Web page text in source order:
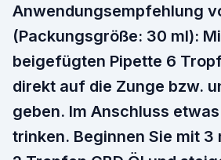
Anwendungsempfehlung
(Packungsgröße: 30 ml):
beigefügten Pipette 6
direkt auf die Zunge bzw.
geben. Im Anschluss
trinken. Beginnen Sie mit 3